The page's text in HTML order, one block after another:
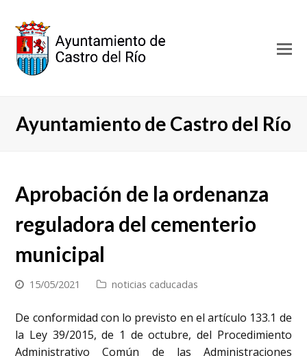
Ayuntamiento de Castro del Río
Aprobación de la ordenanza
reguladora del cementerio
municipal
15/05/2021 noticias caducadas
De conformidad con lo previsto en el artículo 133.1 de
la Ley 39/2015, de 1 de octubre, del Procedimiento
Administrativo Común de las Administraciones